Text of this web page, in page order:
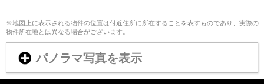
※地図上に表示される物件の位置は付近住所に所在することを表すものであり、実際の
物件所在地とは異なる場合がございます。
パノラマ写真を表示